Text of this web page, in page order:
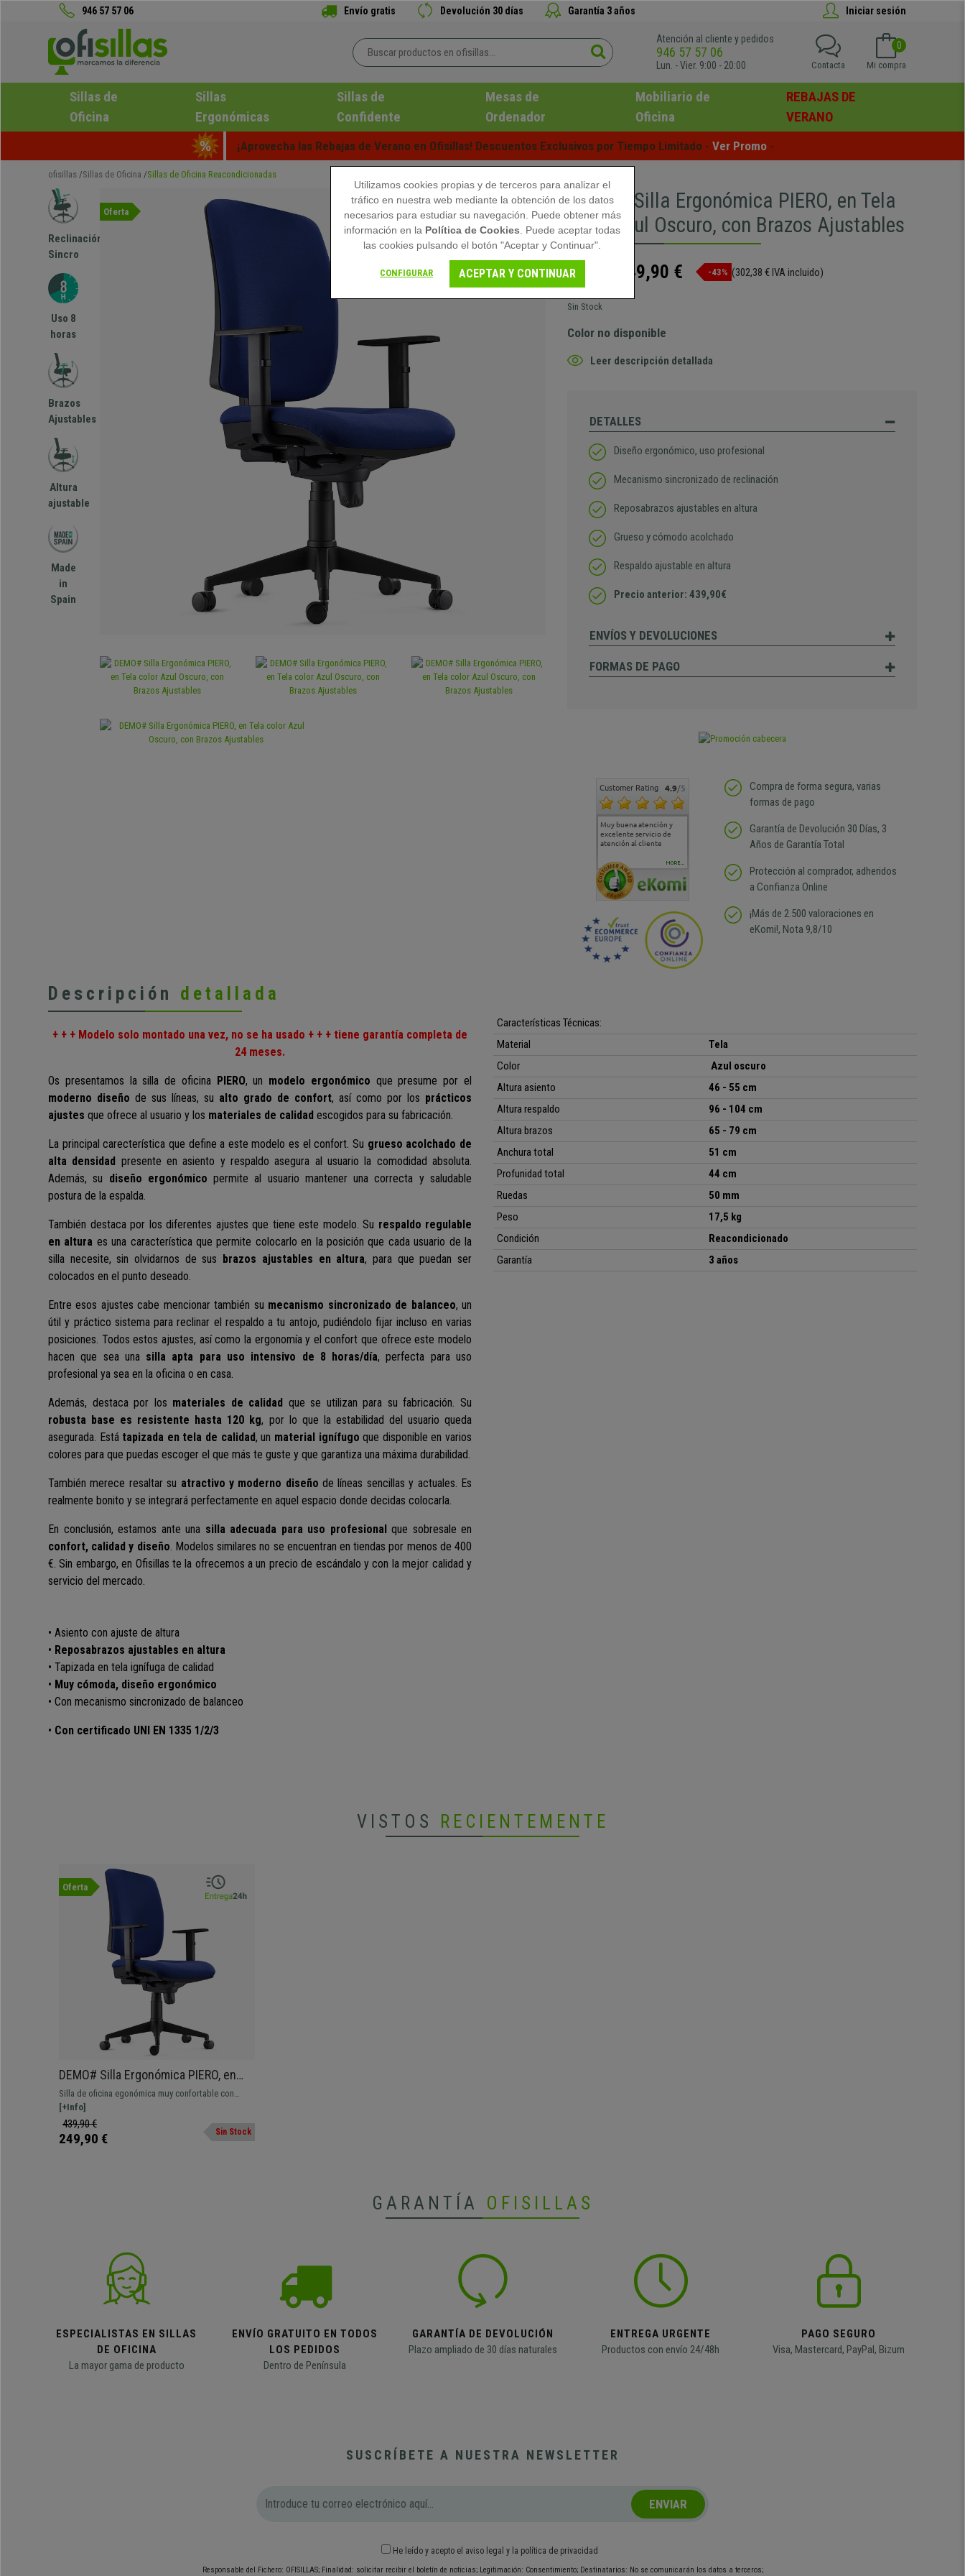
946 57 57 06 Envío gratis Devolución 30 días Garantía 3 años Iniciar sesión
Atención al cliente y pedidos
946 57 57 06
Lun. - Vier. 9:00 - 20:00
0
Mi compra
Contacta
Sillas de
Oficina
Sillas
Ergonómicas
Sillas de
Confidente
Mesas de
Ordenador
Mobiliario de
Oficina
REBAJAS DE
VERANO
¡Aprovecha las Rebajas de Verano en Ofisillas! Descuentos Exclusivos por Tiempo Limitado - Ver Promo -
ofisillas Sillas de Oficina Sillas de Oficina Reacondicionadas
Reclinación
Sincro
Uso 8
horas
Brazos
Ajustables
Altura
ajustable
Made
in
Spain
Oferta
DEMO# Silla Ergonómica PIERO, en Tela
color Azul Oscuro, con Brazos Ajustables
439,90 € 249,90 € -43% (302,38 € IVA incluido)
Sin Stock
Color no disponible
Leer descripción detallada
DETALLES
Diseño ergonómico, uso profesional
Mecanismo sincronizado de reclinación
Reposabrazos ajustables en altura
Grueso y cómodo acolchado
Respaldo ajustable en altura
Precio anterior: 439,90€
ENVÍOS Y DEVOLUCIONES
FORMAS DE PAGO
Customer Rating 4.9/5
Muy buena atención y
excelente servicio de
atención al cliente
Muy buena atención de
cara al asesoramiento
comercial y el envío ha
Si estoy contento
Excelente relacion
calidad precio Plazo de
MORE...
Compra de forma segura, varias
formas de pago
Garantía de Devolución 30 Días, 3
Años de Garantía Total
Protección al comprador, adheridos
a Confianza Online
¡Más de 2.500 valoraciones en
eKomi!, Nota 9,8/10
Descripción detallada
+ + + Modelo solo montado una vez, no se ha usado + + + tiene garantía completa de
24 meses.
Os presentamos la silla de oficina PIERO, un modelo ergonómico que presume por el
moderno diseño de sus líneas, su alto grado de confort, así como por los prácticos
ajustes que ofrece al usuario y los materiales de calidad escogidos para su fabricación.
La principal carecterística que define a este modelo es el confort. Su grueso acolchado de
alta densidad presente en asiento y respaldo asegura al usuario la comodidad absoluta.
Además, su diseño ergonómico permite al usuario mantener una correcta y saludable
postura de la espalda.
También destaca por los diferentes ajustes que tiene este modelo. Su respaldo regulable
en altura es una característica que permite colocarlo en la posición que cada usuario de la
silla necesite, sin olvidarnos desus brazos ajustables en altura, para que puedan ser
colocados en el punto deseado.
Entre esos ajustes cabe mencionar también su mecanismo sincronizado de balanceo, un
útil y práctico sistema para reclinar el respaldo a tu antojo, pudiéndolo fijar incluso en varias
posiciones. Todos estos ajustes, así como la ergonomía y el confort que ofrece este modelo
hacen que sea una silla apta para uso intensivo de 8 horas/día, perfecta para uso
profesional ya sea en la oficina o en casa.
Además, destaca por los materiales de calidad que se utilizan para su fabricación. Su
robusta base es resistente hasta 120 kg, por lo que la estabilidad del usuario queda
asegurada. Está tapizada en tela de calidad, un material ignífugo que disponible en varios
colores para que puedas escoger el que más te guste y que garantiza una máxima durabilidad.
También merece resaltar su atractivo y moderno diseñode líneas sencillas y actuales. Es
realmente bonito y se integrará perfectamente en aquel espacio donde decidas colocarla.
En conclusión, estamos ante una silla adecuada para uso profesional que sobresale en
confort, calidad y diseño. Modelos similares no se encuentran en tiendas por menos de 400
€. Sin embargo, en Ofisillas te la ofrecemos a un precio de escándalo y con la mejor calidad y
servicio del mercado.
• Asiento con ajuste de altura
• Reposabrazos ajustables en altura
• Tapizada en tela ignífuga de calidad
• Muy cómoda, diseño ergonómico
• Con mecanismo sincronizado de balanceo
• Con certificado UNI EN 1335 1/2/3
Características Técnicas:
Material
Tela
Color
Azul oscuro
Altura asiento
46 - 55 cm
Altura respaldo
96 - 104 cm
Altura brazos
65 - 79 cm
Anchura total
51 cm
Profunidad total
44 cm
Ruedas
50 mm
Peso
17,5 kg
Condición
Reacondicionado
Garantía
3 años
VISTOS RECIENTEMENTE
Oferta
DEMO# Silla Ergonómica PIERO, en
Tela color Azul Oscuro, con Brazos
Ajustables
Silla de oficina egonómica muy confortable con
grueso acolchado, brazos ajustables. Máximo
confort, apta para uso intensivo.
[+Info]
439,90 €
249,90 € Sin Stock
GARANTÍA OFISILLAS
ESPECIALISTAS EN SILLAS
DE OFICINA
La mayor gama de producto
ENVÍO GRATUITO EN TODOS
LOS PEDIDOS
Dentro de Península
GARANTÍA DE DEVOLUCIÓN
Plazo ampliado de 30 días naturales
ENTREGA URGENTE
Productos con envío 24/48h
PAGO SEGURO
Visa, Mastercard, PayPal, Bizum
SUSCRÍBETE A NUESTRA NEWSLETTER
ENVIAR
He leído y acepto el aviso legal y la política de privacidad
Responsable del Fichero: OFISILLAS; Finalidad: solicitar recibir el boletín de noticias; Legitimación: Consentimiento; Destinatarios: No se comunicarán los datos a terceros;
Utilizamos cookies propias y de terceros para analizar el
tráfico en nuestra web mediante la obtención de los datos
necesarios para estudiar su navegación. Puede obtener más
información en la Política de Cookies . Puede aceptar todas
las cookies pulsando el botón "Aceptar y Continuar".
CONFIGURAR ACEPTAR Y CONTINUAR